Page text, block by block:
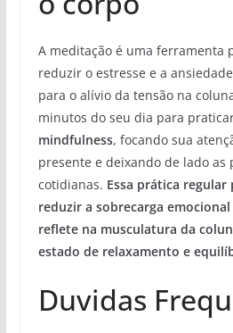
A meditação é uma ferramenta
reduzir o estresse e a
para o alívio da tensão na
minutos do seu dia para
mindfulness, focando sua
presente e deixando de lado as
cotidianas. Essa prática regular
reduzir a sobrecarga
reflete na musculatura da
estado de relaxamento e
Duvidas